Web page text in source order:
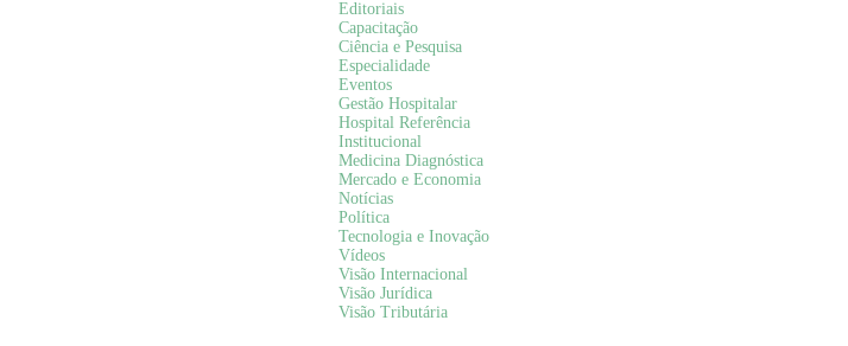
Editoriais
Capacitação
Ciência e Pesquisa
Especialidade
Eventos
Gestão Hospitalar
Hospital Referência
Institucional
Medicina Diagnóstica
Mercado e Economia
Notícias
Política
Tecnologia e Inovação
Vídeos
Visão Internacional
Visão Jurídica
Visão Tributária